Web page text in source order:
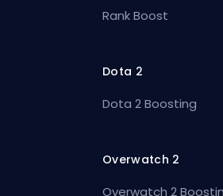
Rank Boost
Dota 2
Dota 2 Boosting
Overwatch 2
Overwatch 2